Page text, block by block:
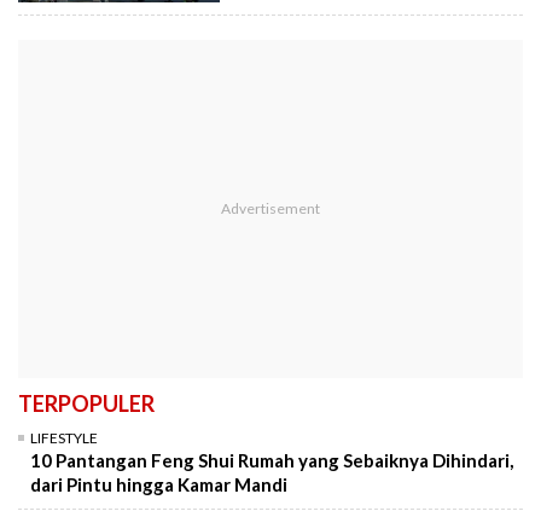
TERPOPULER
LIFESTYLE
10 Pantangan Feng Shui Rumah yang Sebaiknya Dihindari,
dari Pintu hingga Kamar Mandi